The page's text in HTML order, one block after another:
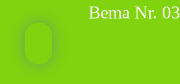
Bema Nr. 03